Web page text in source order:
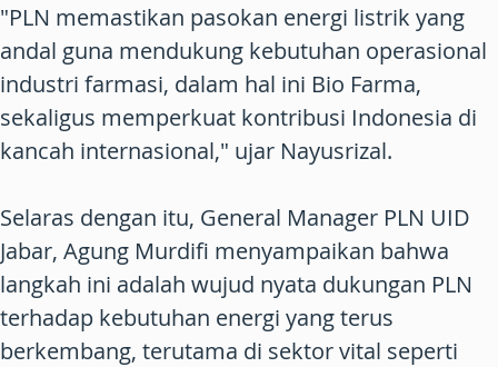
"PLN memastikan pasokan energi listrik yang
andal guna mendukung kebutuhan operasional
industri farmasi, dalam hal ini Bio Farma,
sekaligus memperkuat kontribusi Indonesia di
kancah internasional," ujar Nayusrizal.
Selaras dengan itu, General Manager PLN UID
Jabar, Agung Murdifi menyampaikan bahwa
langkah ini adalah wujud nyata dukungan PLN
terhadap kebutuhan energi yang terus
berkembang, terutama di sektor vital seperti